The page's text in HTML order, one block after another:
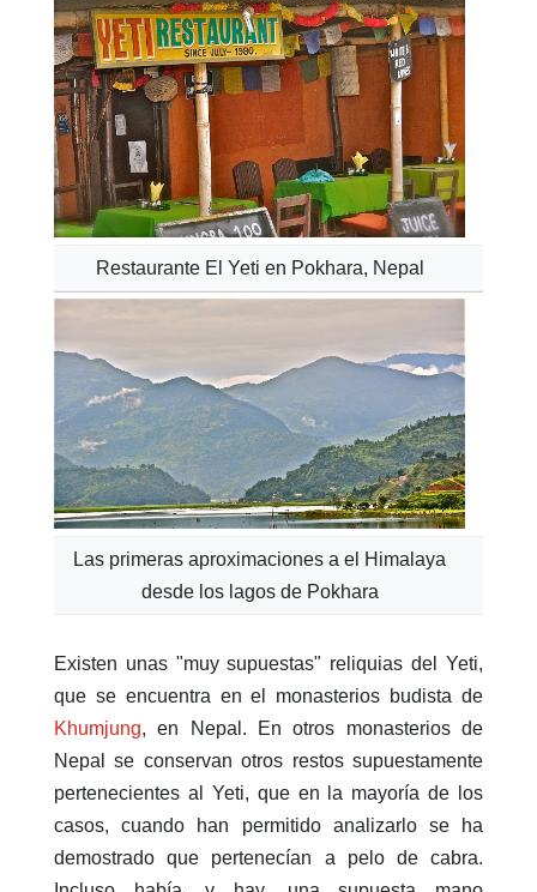
Restaurante El Yeti en Pokhara, Nepal
Las primeras aproximaciones a el Himalaya
desde los lagos de Pokhara
Existen unas "muy supuestas" reliquias del Yeti,
que se encuentra en el monasterios budista de
Khumjung, en Nepal. En otros monasterios de
Nepal se conservan otros restos supuestamente
pertenecientes al Yeti, que en la mayoría de los
casos, cuando han permitido analizarlo se ha
demostrado que pertenecían a pelo de cabra.